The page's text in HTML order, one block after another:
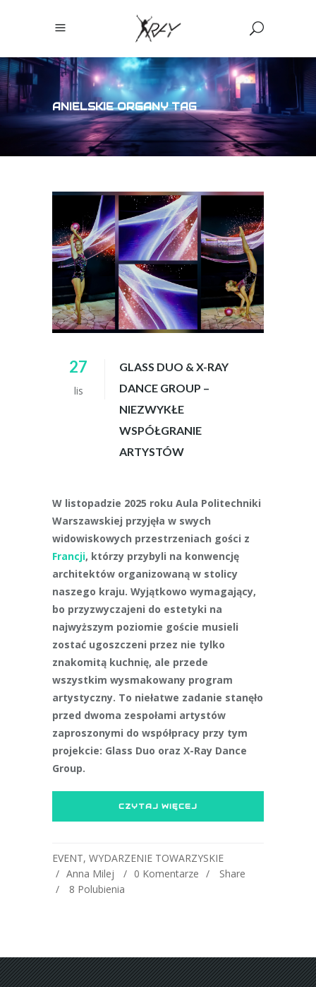
ANIELSKIE ORGANY TAG
27
lis
GLASS DUO & X-RAY
DANCE GROUP –
NIEZWYKŁE
WSPÓŁGRANIE
ARTYSTÓW
W listopadzie 2025 roku Aula Politechniki
Warszawskiej przyjęła w swych
widowiskowych przestrzeniach gości z
Francji, którzy przybyli na konwencję
architektów organizowaną w stolicy
naszego kraju. Wyjątkowo wymagający,
bo przyzwyczajeni do estetyki na
najwyższym poziomie goście musieli
zostać ugoszczeni przez nie tylko
znakomitą kuchnię, ale przede
wszystkim wysmakowany program
artystyczny. To niełatwe zadanie stanęło
przed dwoma zespołami artystów
zaproszonymi do współpracy przy tym
projekcie: Glass Duo oraz X-Ray Dance
Group.
CZYTAJ WIĘCEJ
EVENT, WYDARZENIE TOWARZYSKIE
Anna Milej
0 Komentarze
Share
8 Polubienia